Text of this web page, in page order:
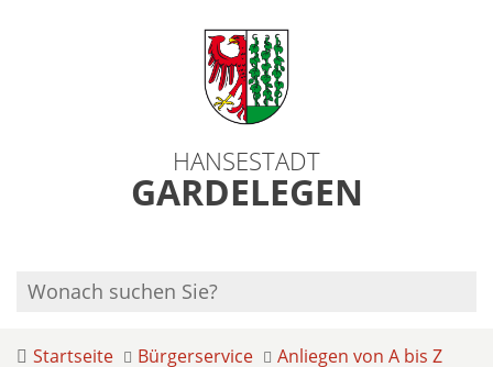
HANSESTADT
GARDELEGEN
Startseite Bürgerservice
Anliegen von A bis Z